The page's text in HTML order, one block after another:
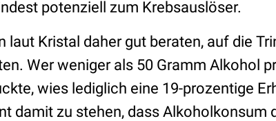
potenziell zum Krebsauslöser.
laut Kristal daher gut beraten, auf die
Wer weniger als 50 Gramm Alkohol
wies lediglich eine 19-prozentige
damit zu stehen, dass Alkoholkonsum